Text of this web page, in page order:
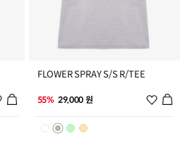
위시리스트 추가
FLOWER SPRAY S/S R/TEE
29,000 원
55% 위시